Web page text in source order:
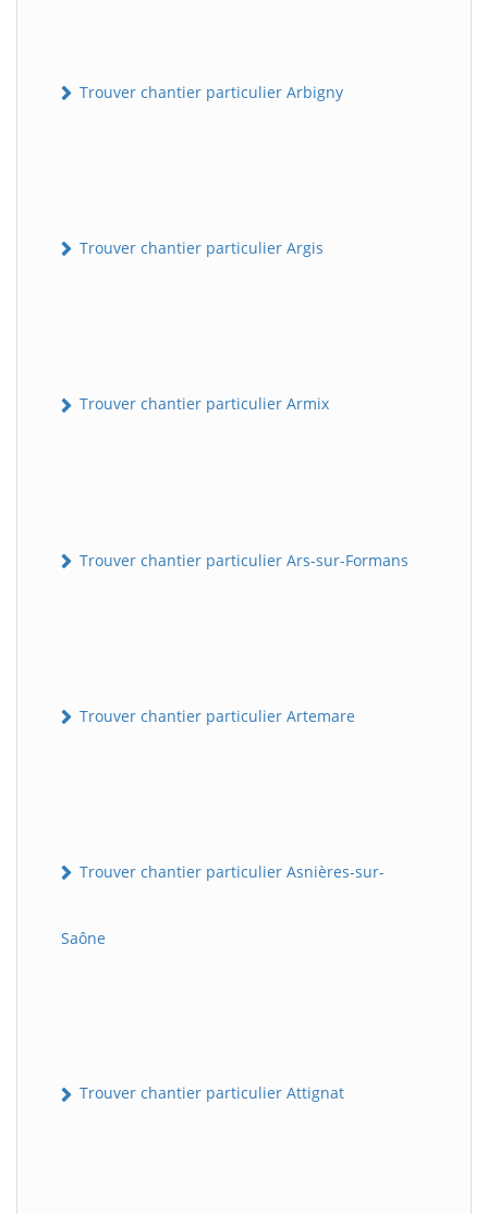
Trouver chantier particulier Arbigny
Trouver chantier particulier Argis
Trouver chantier particulier Armix
Trouver chantier particulier Ars-sur-Formans
Trouver chantier particulier Artemare
Trouver chantier particulier Asnières-sur-
Saône
Trouver chantier particulier Attignat